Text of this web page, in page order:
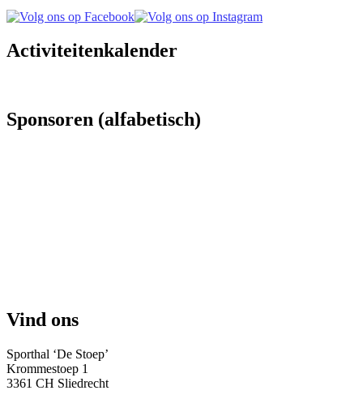
Activiteitenkalender
Sponsoren (alfabetisch)
Vind ons
Sporthal ‘De Stoep’
Krommestoep 1
3361 CH Sliedrecht